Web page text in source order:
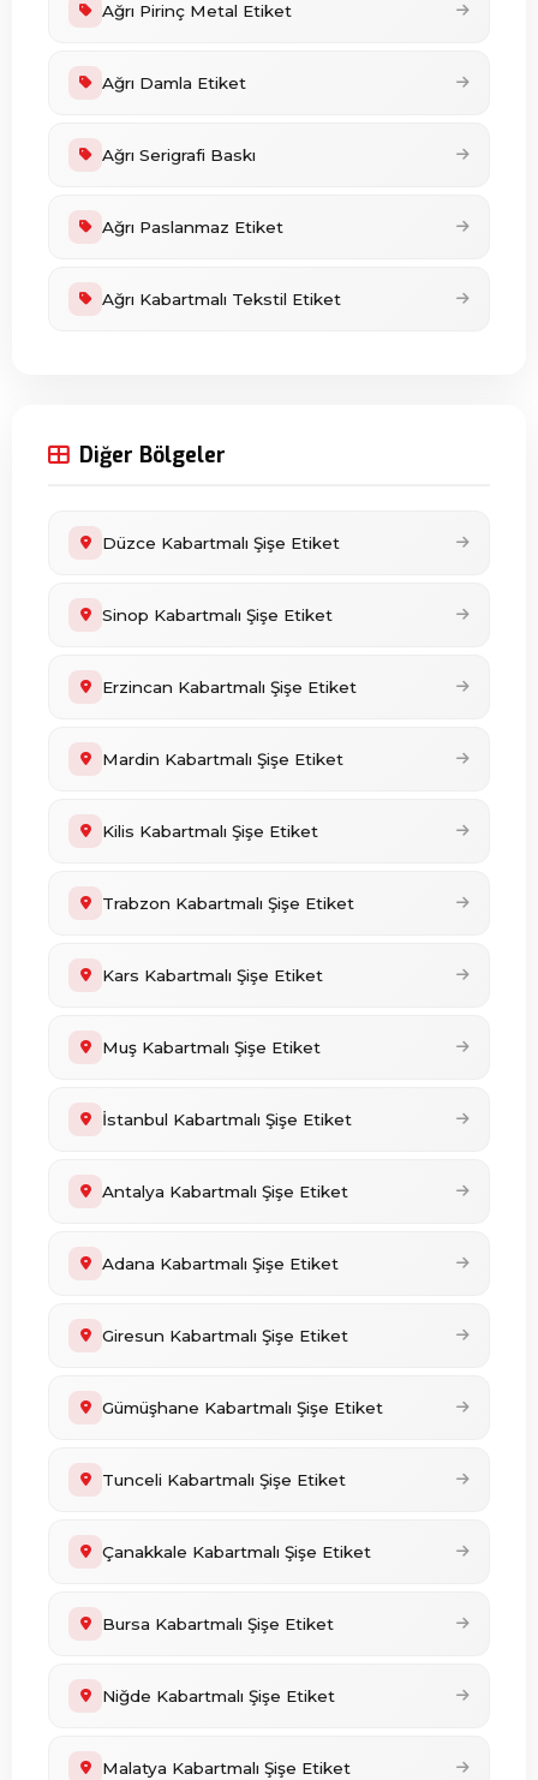
Ağrı Pirinç Metal Etiket
Ağrı Damla Etiket
Ağrı Serigrafi Baskı
Ağrı Paslanmaz Etiket
Ağrı Kabartmalı Tekstil Etiket
Diğer Bölgeler
Düzce Kabartmalı Şişe Etiket
Sinop Kabartmalı Şişe Etiket
Erzincan Kabartmalı Şişe Etiket
Mardin Kabartmalı Şişe Etiket
Kilis Kabartmalı Şişe Etiket
Trabzon Kabartmalı Şişe Etiket
Kars Kabartmalı Şişe Etiket
Muş Kabartmalı Şişe Etiket
İstanbul Kabartmalı Şişe Etiket
Antalya Kabartmalı Şişe Etiket
Adana Kabartmalı Şişe Etiket
Giresun Kabartmalı Şişe Etiket
Gümüşhane Kabartmalı Şişe Etiket
Tunceli Kabartmalı Şişe Etiket
Çanakkale Kabartmalı Şişe Etiket
Bursa Kabartmalı Şişe Etiket
Niğde Kabartmalı Şişe Etiket
Malatya Kabartmalı Şişe Etiket